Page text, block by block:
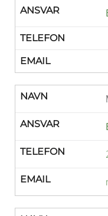
ANSVAR
TELEFON
EMAIL
NAVN
ANSVAR
TELEFON
EMAIL